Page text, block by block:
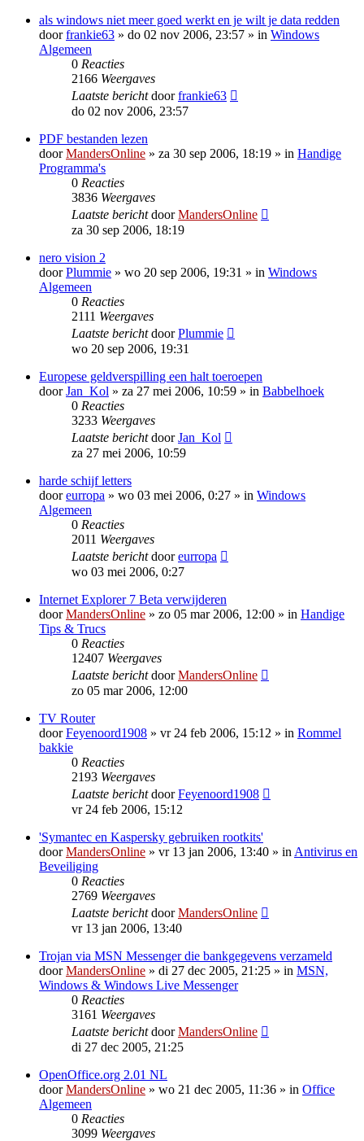
als windows niet meer goed werkt en je wilt je data redden
doorfrankie63 » do 02 nov 2006, 23:57 » in Windows
Algemeen
0 Reacties
2166 Weergaves
Laatste berichtdoorfrankie63
do 02 nov 2006, 23:57
PDF bestanden lezen
doorMandersOnline » za 30 sep 2006, 18:19 » in Handige
Programma's
0 Reacties
3836 Weergaves
Laatste berichtdoorMandersOnline
za 30 sep 2006, 18:19
nero vision 2
doorPlummie » wo 20 sep 2006, 19:31 » in Windows
Algemeen
0 Reacties
2111 Weergaves
Laatste berichtdoorPlummie
wo 20 sep 2006, 19:31
Europese geldverspilling een halt toeroepen
doorJan_Kol » za 27 mei 2006, 10:59 » in Babbelhoek
0 Reacties
3233 Weergaves
Laatste berichtdoorJan_Kol
za 27 mei 2006, 10:59
harde schijf letters
dooreurropa » wo 03 mei 2006, 0:27 » in Windows
Algemeen
0 Reacties
2011 Weergaves
Laatste berichtdooreurropa
wo 03 mei 2006, 0:27
Internet Explorer 7 Beta verwijderen
doorMandersOnline » zo 05 mar 2006, 12:00 » in Handige
Tips & Trucs
0 Reacties
12407 Weergaves
Laatste berichtdoorMandersOnline
zo 05 mar 2006, 12:00
TV Router
doorFeyenoord1908 » vr 24 feb 2006, 15:12 » in Rommel
bakkie
0 Reacties
2193 Weergaves
Laatste berichtdoorFeyenoord1908
vr 24 feb 2006, 15:12
'Symantec en Kaspersky gebruiken rootkits'
doorMandersOnline » vr 13 jan 2006, 13:40 » in Antivirus en
Beveiliging
0 Reacties
2769 Weergaves
Laatste berichtdoorMandersOnline
vr 13 jan 2006, 13:40
Trojan via MSN Messenger die bankgegevens verzameld
doorMandersOnline » di 27 dec 2005, 21:25 » in MSN,
Windows & Windows Live Messenger
0 Reacties
3161 Weergaves
Laatste berichtdoorMandersOnline
di 27 dec 2005, 21:25
OpenOffice.org 2.01 NL
doorMandersOnline » wo 21 dec 2005, 11:36 » in Office
Algemeen
0 Reacties
3099 Weergaves